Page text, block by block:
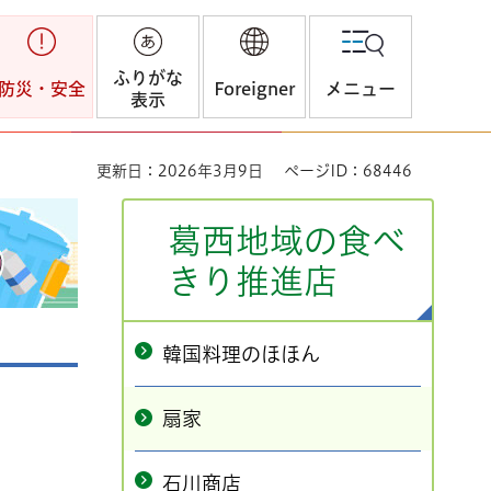
災・安全
ふりがな
表示
Foreigner メニュー
更新日：2026年3月9日 ページID：68446
葛西地域の食べ
きり推進店
韓国料理のほほん
扇家
石川商店